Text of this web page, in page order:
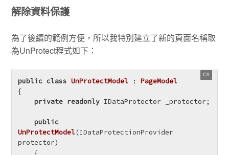
解除資料保護
為了後續的範例方便，所以我特別建立了新的頁面名稱取
為UnProtect程式如下：
public class UnProtectModel : PageModel
{
private readonly IDataProtector _protector;
public
UnProtectModel(IDataProtectionProvider
protector)